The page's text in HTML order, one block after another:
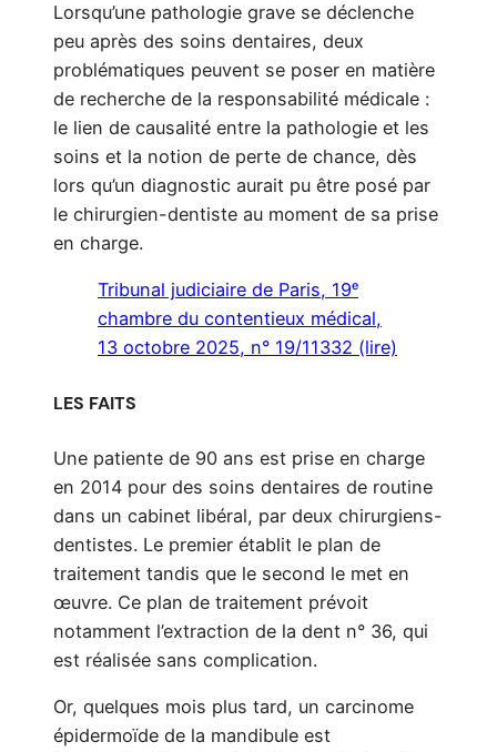
Lorsqu’une pathologie grave se déclenche
peu après des soins dentaires, deux
problématiques peuvent se poser en matière
de recherche de la responsabilité médicale :
le lien de causalité entre la pathologie et les
soins et la notion de perte de chance, dès
lors qu’un diagnostic aurait pu être posé par
le chirurgien-dentiste au moment de sa prise
en charge.
Tribunal judiciaire de Paris, 19ᵉ
chambre du contentieux médical,
13 octobre 2025, n° 19/11332 (lire)
LES FAITS
Une patiente de 90 ans est prise en charge
en 2014 pour des soins dentaires de routine
dans un cabinet libéral, par deux chirurgiens-
dentistes. Le premier établit le plan de
traitement tandis que le second le met en
œuvre. Ce plan de traitement prévoit
notamment l’extraction de la dent n° 36, qui
est réalisée sans complication.
Or, quelques mois plus tard, un carcinome
épidermoïde de la mandibule est